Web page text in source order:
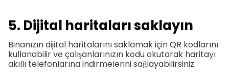
5. Dijital haritaları saklayın
Binanızın dijital haritalarını saklamak için QR kodlarını
kullanabilir ve çalışanlarınızın kodu okutarak haritayı
akıllı telefonlarına indirmelerini sağlayabilirsiniz.